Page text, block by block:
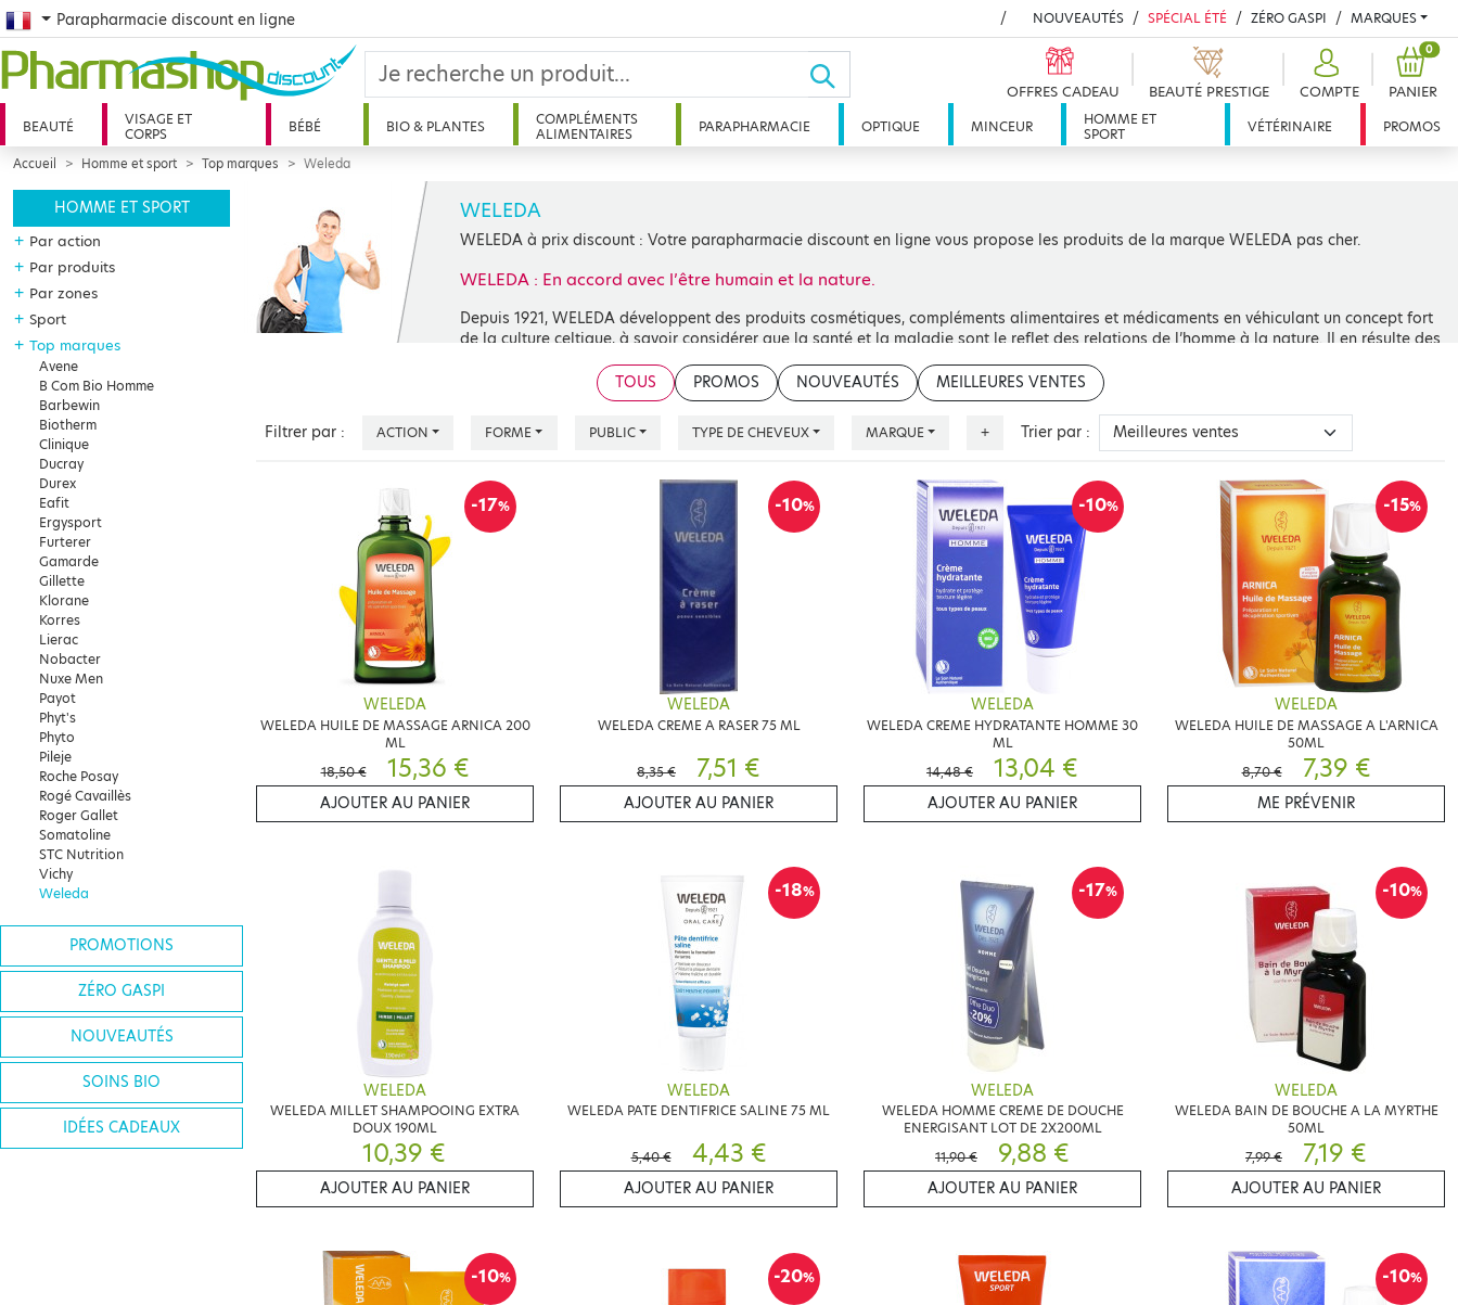
French
Parapharmacie discount en ligne NOUVEAUTÉS SPÉCIAL ÉTÉ ZÉRO GASPI MARQUES
OFFRES CADEAU BEAUTÉ PRESTIGE COMPTE PANIER
0
BEAUTÉ
VISAGE ET
CORPS
BÉBÉ BIO & PLANTES
COMPLÉMENTS
ALIMENTAIRES
PARAPHARMACIE OPTIQUE MINCEUR
HOMME ET
SPORT
VÉTÉRINAIRE PROMOS
Accueil Homme et sport Top marques Weleda
HOMME ET SPORT
+ Par action
+ Par produits
+ Par zones
+ Sport
+ Top marques
Avene
B Com Bio Homme
Barbewin
Biotherm
Clinique
Ducray
Durex
Eafit
Ergysport
Furterer
Gamarde
Gillette
Klorane
Korres
Lierac
Nobacter
Nuxe Men
Payot
Phyt's
Phyto
Pileje
Roche Posay
Rogé Cavaillès
Roger Gallet
Somatoline
STC Nutrition
Vichy
Weleda
PROMOTIONS
ZÉRO GASPI
NOUVEAUTÉS
SOINS BIO
IDÉES CADEAUX
WELEDA
WELEDA à prix discount : Votre parapharmacie discount en ligne vous propose les produits de la marque WELEDA pas cher.
WELEDA : En accord avec l’être humain et la nature.
Depuis 1921, WELEDA développent des produits cosmétiques, compléments alimentaires et médicaments en véhiculant un concept fort
de la culture celtique, à savoir considérer que la santé et la maladie sont le reflet des relations de l’homme à la nature. Il en résulte des
produits uniques, composés de substances naturelles : huiles végétales, huiles essentielles, extraits de plantes, cires naturelles... issues
pour la plupart de cultures bio-dynamiques, biologiques ou de récoltes sauvages, élaborés selon les principes de la médecine
anthroposophique : chaque patient est unique, donc, chaque traitement se doit d’être unique aussi.
TOUS PROMOS NOUVEAUTÉS MEILLEURES VENTES
Filtrer par : ACTION FORME PUBLIC TYPE DE CHEVEUX MARQUE + Trier par :
-17%
WELEDA
WELEDA HUILE DE MASSAGE ARNICA 200
ML
18,50 €
15,36 €
AJOUTER AU PANIER
-10%
WELEDA
WELEDA CREME A RASER 75 ML
8,35 € 7,51 €
AJOUTER AU PANIER
-10%
WELEDA
WELEDA CREME HYDRATANTE HOMME 30
ML
14,48 €
13,04 €
AJOUTER AU PANIER
-15%
WELEDA
WELEDA HUILE DE MASSAGE A L'ARNICA
50ML
8,70 €
7,39 €
ME PRÉVENIR
WELEDA
WELEDA MILLET SHAMPOOING EXTRA
DOUX 190ML
10,39 €
AJOUTER AU PANIER
-18%
WELEDA
WELEDA PATE DENTIFRICE SALINE 75 ML
5,40 € 4,43 €
AJOUTER AU PANIER
-17%
WELEDA
WELEDA HOMME CREME DE DOUCHE
ENERGISANT LOT DE 2X200ML
11,90 €
9,88 €
AJOUTER AU PANIER
-10%
WELEDA
WELEDA BAIN DE BOUCHE A LA MYRTHE
50ML
7,99 €
7,19 €
AJOUTER AU PANIER
-10% -20% -10%